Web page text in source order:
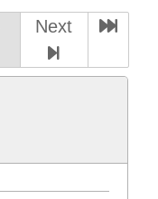
Next